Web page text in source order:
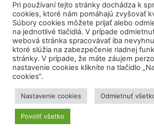
CVTI SR spoluorganizuje
občianskej vedy
Pri používaní tejto stránky dochádza k
cookies, ktoré nám pomáhajú zvyšovať
Súbory cookies môžete prijať alebo
na jednotlivé tlačidlá. V prípade
webová stránka spracovávať iba
ktoré slúžia na zabezpečenie riadnej
stránky. V prípade, že máte záujem
nastavenie cookies kliknite na tlačidlo
cookies“.
Nastavenie cookies Odmietnuť
Povoliť všetko